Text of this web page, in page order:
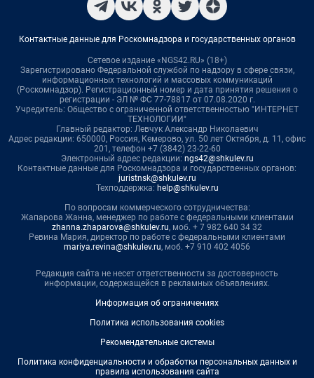
Контактные данные для Роскомнадзора и государственных органов
Сетевое издание «NGS42.RU» (18+)
Зарегистрировано Федеральной службой по надзору в сфере связи,
информационных технологий и массовых коммуникаций
(Роскомнадзор). Регистрационный номер и дата принятия решения о
регистрации - ЭЛ № ФС 77-78817 от 07.08.2020 г.
Учредитель: Общество с ограниченной ответственностью "ИНТЕРНЕТ
ТЕХНОЛОГИИ"
Главный редактор: Левчук Александр Николаевич
Адрес редакции: 650000, Россия, Кемерово, ул. 50 лет Октября, д. 11, офис
201, телефон +7 (3842) 23-22-60
Электронный адрес редакции: ngs42@shkulev.ru
Контактные данные для Роскомнадзора и государственных органов:
juristnsk@shkulev.ru
Техподдержка: help@shkulev.ru
По вопросам коммерческого сотрудничества:
Жапарова Жанна, менеджер по работе с федеральными клиентами
zhanna.zhaparova@shkulev.ru, моб. + 7 982 640 34 32
Ревина Мария, директор по работе с федеральными клиентами
mariya.revina@shkulev.ru, моб. +7 910 402 4056
Редакция сайта не несет ответственности за достоверность
информации, содержащейся в рекламных объявлениях.
Информация об ограничениях
Политика использования cookies
Рекомендательные системы
Политика конфиденциальности и обработки персональных данных и
правила использования сайта